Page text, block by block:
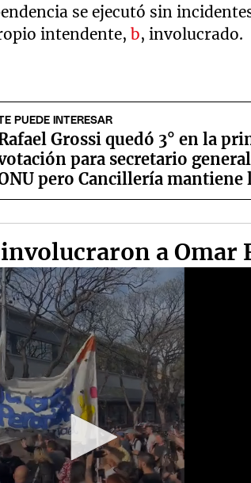
se ejecutó sin
intendente,b, involucrado.
PUEDE INTERESAR
Grossi quedó 3° en la
para secretario
pero Cancillería mantiene
a Omar